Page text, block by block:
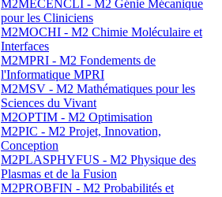
M2MECENCLI - M2 Génie Mécanique
pour les Cliniciens
M2MOCHI - M2 Chimie Moléculaire et
Interfaces
M2MPRI - M2 Fondements de
l'Informatique MPRI
M2MSV - M2 Mathématiques pour les
Sciences du Vivant
M2OPTIM - M2 Optimisation
M2PIC - M2 Projet, Innovation,
Conception
M2PLASPHYFUS - M2 Physique des
Plasmas et de la Fusion
M2PROBFIN - M2 Probabilités et